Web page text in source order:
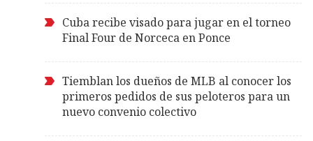
Cuba recibe visado para jugar en el torneo
Final Four de Norceca en Ponce
Tiemblan los dueños de MLB al conocer los
primeros pedidos de sus peloteros para un
nuevo convenio colectivo